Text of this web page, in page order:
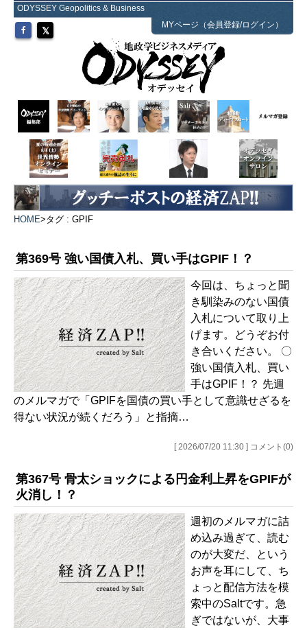
ODYSSEY Geopolitics & Business
MYページ（会員登録/ログイン）
HOME>タグ : GPIF
第369号 強い国債入札、買い手はGPIF！？
今回は、ちょっと聞
き馴染みのない国債
入札について取り上
げます。どうぞお付
き合いください。 〇
強い国債入札、買い
手はGPIF！？ 先週
のメルマガで「GPIFを国債の買い手として意識せざるを
得ない状況が続くだろう」と指摘…
[ 2026/07/20 11:30 ] コメント(0)
第367号 骨太ショックによる円金利上昇をGPIFが
火消し！？
週初のメルマガに詰
め込み過ぎて、読む
のが大変だ、という
お声を耳にして、ち
ょっと配信方法を模
索中のSaltです。急
ぎではないが、大事